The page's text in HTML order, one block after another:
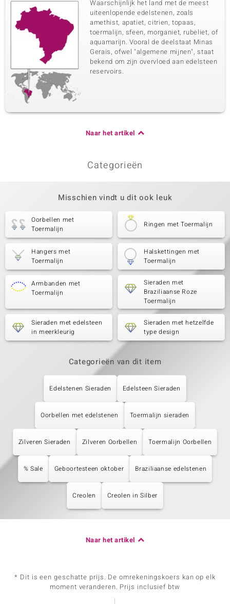
Waarschijnlijk het land met de meest
uiteenlopende edelstenen, zoals
amethist, apatiet, citrien, topaas,
toermalijn, sfeen, morganiet, rubeliet, of
aquamarijn. Vooral de deelstaat Minas
Gerais, ofwel "algemene mijnen", staat
bekend om zijn overvloed aan edelsteen
reservoirs.
Naar het artikel
Categorieën
Misschien vindt u dit ook leuk
Oorbellen met
Toermalijn
Ringen met Toermalijn
Hangers met
Toermalijn
Halskettingen met
Toermalijn
Armbanden met
Toermalijn
Sieraden met
Braziliaanse Roze
Toermalijn
Sieraden met edelsteen
in meerkleurig
Sieraden met hetzelfde
type design
Categorieën van dit item
Edelstenen Sieraden Edelsteen Sieraden
Oorbellen met edelstenen Toermalijn sieraden
Zilveren Sieraden Zilveren Oorbellen Toermalijn Oorbellen
% Sale Geboortesteen oktober Braziliaanse edelstenen
Creolen Creolen in Silber
Naar het artikel
* Dit is een geschatte prijs. De omrekeningskoers kan op elk
moment veranderen. Prijs inclusief btw